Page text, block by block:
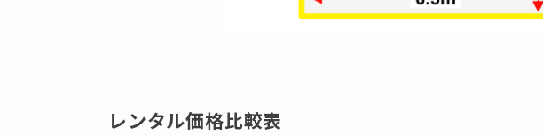
レンタル価格比較表